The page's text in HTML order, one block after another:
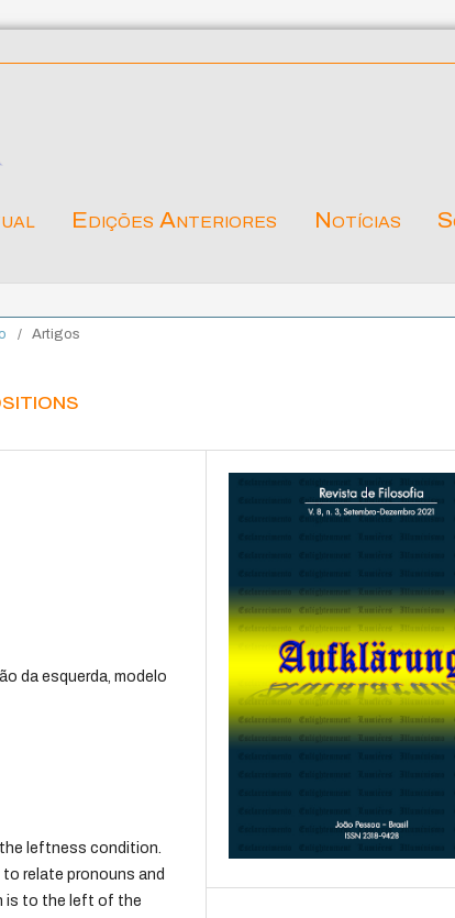
Edições Anteriores Notícias
/ Artigos
da esquerda, modelo
leftness condition.
relate pronouns and
is to the left of the